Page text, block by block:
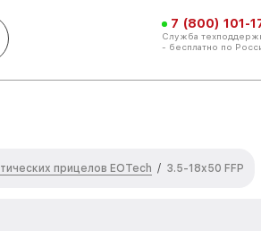
7 (800) 101-
Служба
- бесплатно по
прицелов EOTech / 3.5-18x50 FFP